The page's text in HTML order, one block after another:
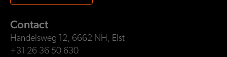
Contact
Handelsweg 12, 6662 NH, Elst
+31 26 36 50 630